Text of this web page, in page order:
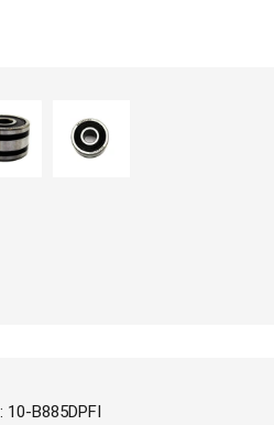
10-B885DPFI